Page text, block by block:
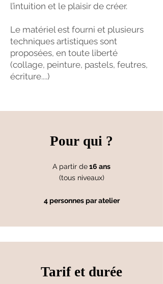
l’intuition et le plaisir de créer.
Le matériel est fourni et plusieurs
techniques artistiques sont
proposées, en toute liberté
(collage, peinture, pastels, feutres,
écriture....)
Pour qui ?
A partir de16 ans
(tous niveaux)
4 personnes par atelier
Tarif et durée